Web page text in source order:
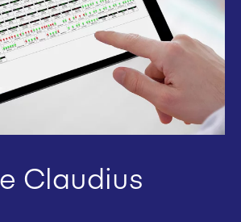
Claudius